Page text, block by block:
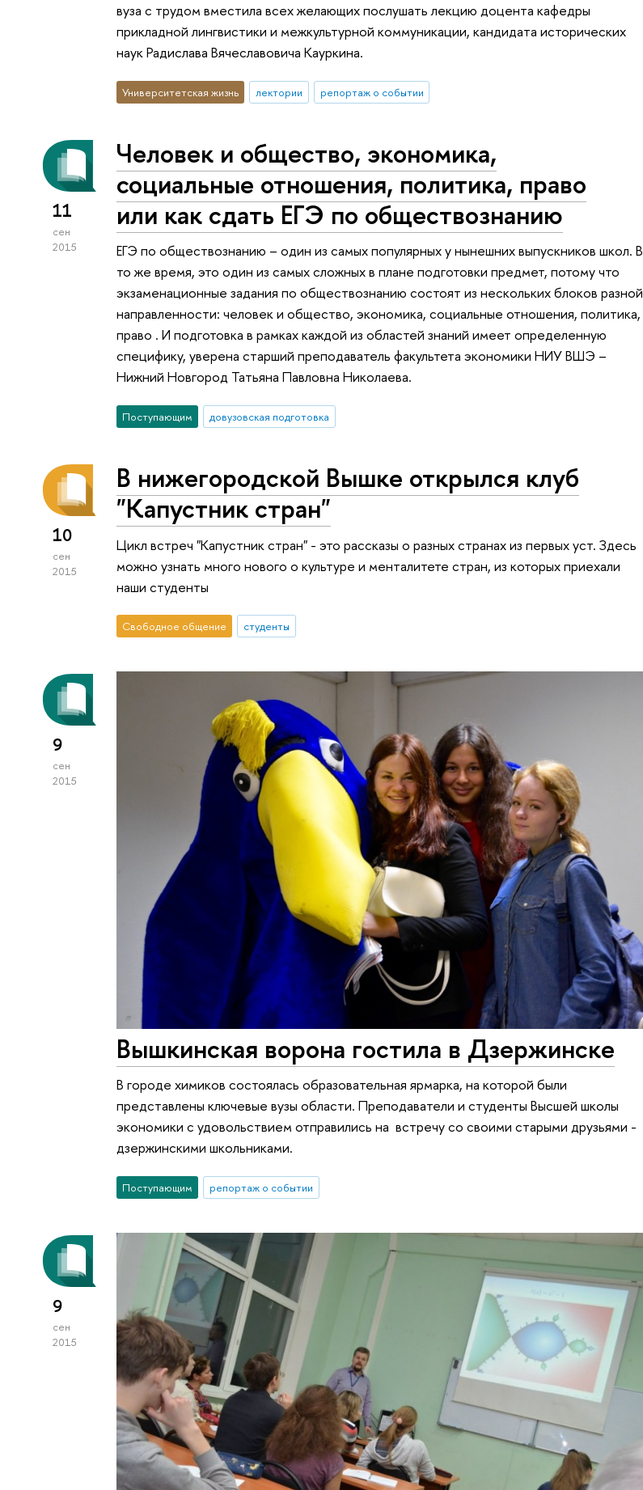
вуза с трудом вместила всех желающих послушать лекцию доцента кафедры
прикладной лингвистики и межкультурной коммуникации, кандидата исторических
наук Радислава Вячеславовича Кауркина.
Университетская жизнь лектории репортаж о событии
11
сен
2015
Человек и общество, экономика,
социальные отношения, политика, право
или как сдать ЕГЭ по обществознанию
ЕГЭ по обществознанию – один из самых популярных у нынешних выпускников школ. В
то же время, это один из самых сложных в плане подготовки предмет, потому что
экзаменационные задания по обществознанию состоят из нескольких блоков разной
направленности: человек и общество, экономика, социальные отношения, политика,
право . И подготовка в рамках каждой из областей знаний имеет определенную
специфику, уверена старший преподаватель факультета экономики НИУ ВШЭ –
Нижний Новгород Татьяна Павловна Николаева.
Поступающим довузовская подготовка
10
сен
2015
В нижегородской Вышке открылся клуб
"Капустник стран"
Цикл встреч "Капустник стран" - это рассказы о разных странах из первых уст. Здесь
можно узнать много нового о культуре и менталитете стран, из которых приехали
наши студенты
Свободное общение студенты
9
сен
2015
Вышкинская ворона гостила в Дзержинске
В городе химиков состоялась образовательная ярмарка, на которой были
представлены ключевые вузы области. Преподаватели и студенты Высшей школы
экономики с удовольствием отправились на встречу со своими старыми друзьями -
дзержинскими школьниками.
Поступающим репортаж о событии
9
сен
2015